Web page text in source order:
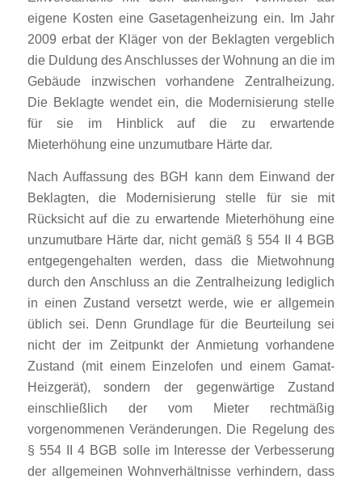
eigene Kosten eine Gasetagenheizung ein. Im Jahr
2009 erbat der Kläger von der Beklagten vergeblich
die Duldung des Anschlusses der Wohnung an die im
Gebäude inzwischen vorhandene Zentralheizung.
Die Beklagte wendet ein, die Modernisierung stelle
für sie im Hinblick auf die zu erwartende
Mieterhöhung eine unzumutbare Härte dar.
Nach Auffassung des BGH kann dem Einwand der
Beklagten, die Modernisierung stelle für sie mit
Rücksicht auf die zu erwartende Mieterhöhung eine
unzumutbare Härte dar, nicht gemäß § 554 II 4 BGB
entgegengehalten werden, dass die Mietwohnung
durch den Anschluss an die Zentralheizung lediglich
in einen Zustand versetzt werde, wie er allgemein
üblich sei. Denn Grundlage für die Beurteilung sei
nicht der im Zeitpunkt der Anmietung vorhandene
Zustand (mit einem Einzelofen und einem Gamat-
Heizgerät), sondern der gegenwärtige Zustand
einschließlich der vom Mieter rechtmäßig
vorgenommenen Veränderungen. Die Regelung des
§ 554 II 4 BGB solle im Interesse der Verbesserung
der allgemeinen Wohnverhältnisse verhindern, dass